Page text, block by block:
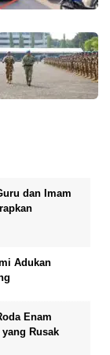
dan Imam
Adukan
Enam
Rusak